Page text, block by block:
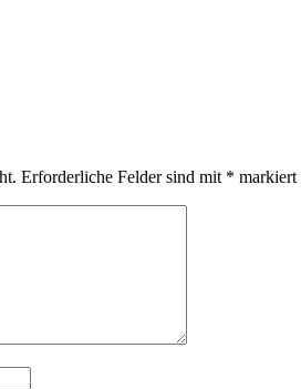
Erforderliche Felder sind mit * markiert